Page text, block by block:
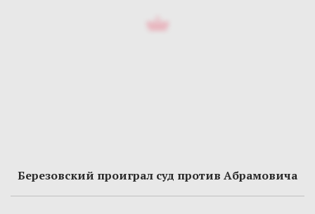
Березовский проиграл суд против Абрамовича